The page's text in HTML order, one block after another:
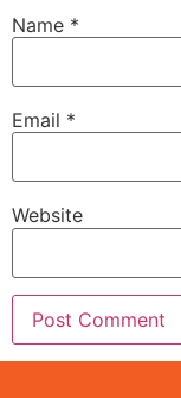
Name *
Email *
Website